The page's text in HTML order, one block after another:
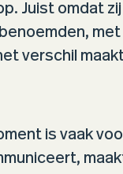
Juist omdat
verschil
is vaak